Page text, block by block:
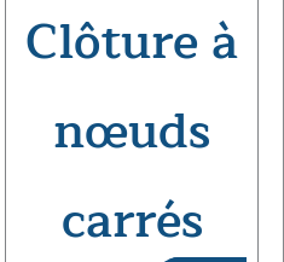
Clôture à
nœuds
carrés